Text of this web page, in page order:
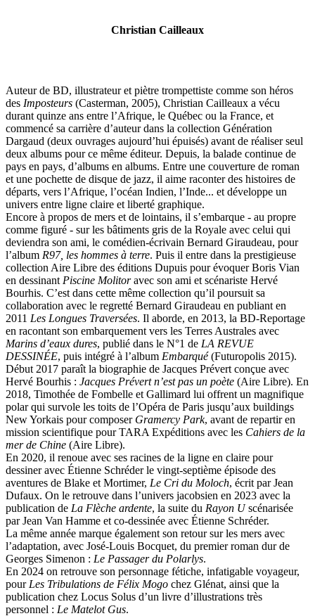
Christian Cailleaux
Auteur de BD, illustrateur et piètre trompettiste comme son héros
des Imposteurs (Casterman, 2005), Christian Cailleaux a vécu
durant quinze ans entre l’Afrique, le Québec ou la France, et
commencé sa carrière d’auteur dans la collection Génération
Dargaud (deux ouvrages aujourd’hui épuisés) avant de réaliser seul
deux albums pour ce même éditeur. Depuis, la balade continue de
pays en pays, d’albums en albums. Entre une couverture de roman
et une pochette de disque de jazz, il aime raconter des histoires de
départs, vers l’Afrique, l’océan Indien, l’Inde... et développe un
univers entre ligne claire et liberté graphique.
Encore à propos de mers et de lointains, il s’embarque - au propre
comme figuré - sur les bâtiments gris de la Royale avec celui qui
deviendra son ami, le comédien-écrivain Bernard Giraudeau, pour
l’album R97, les hommes à terre. Puis il entre dans la prestigieuse
collection Aire Libre des éditions Dupuis pour évoquer Boris Vian
en dessinant Piscine Molitoravec son ami et scénariste Hervé
Bourhis. C’est dans cette même collection qu’il poursuit sa
collaboration avec le regretté Bernard Giraudeau en publiant en
2011 Les Longues Traversées. Il aborde, en 2013, la BD-Reportage
en racontant son embarquement vers les Terres Australes avec
Marins d’eaux dures, publié dans le N°1 de LA REVUE
DESSINÉE, puis intégré à l’album Embarqué(Futuropolis 2015).
Début 2017 paraît la biographie de Jacques Prévert conçue avec
Hervé Bourhis : Jacques Prévert n’est pas un poète (Aire Libre). En
2018, Timothée de Fombelle et Gallimard lui offrent un magnifique
polar qui survole les toits de l’Opéra de Paris jusqu’aux buildings
New Yorkais pour composer Gramercy Park, avant de repartir en
mission scientifique pour TARA Expéditions avec les Cahiers de la
mer de Chine (Aire Libre).
En 2020, il renoue avec ses racines de la ligne en claire pour
dessiner avec Étienne Schréder le vingt-septième épisode des
aventures de Blake et Mortimer, Le Cri du Moloch, écrit par Jean
Dufaux. On le retrouve dans l’univers jacobsien en 2023 avec la
publication de La Flèche ardente, la suite du Rayon Uscénarisée
par Jean Van Hamme et co-dessinée avec Étienne Schréder.
La même année marque également son retour sur les mers avec
l’adaptation, avec José-Louis Bocquet, du premier roman dur de
Georges Simenon : Le Passager du Polarlys.
En 2024 on retrouve son personnage fétiche, infatigable voyageur,
pour Les Tribulations de Félix Mogo chez Glénat, ainsi que la
publication chez Locus Solus d’un livre d’illustrations très
personnel : Le Matelot Gus.